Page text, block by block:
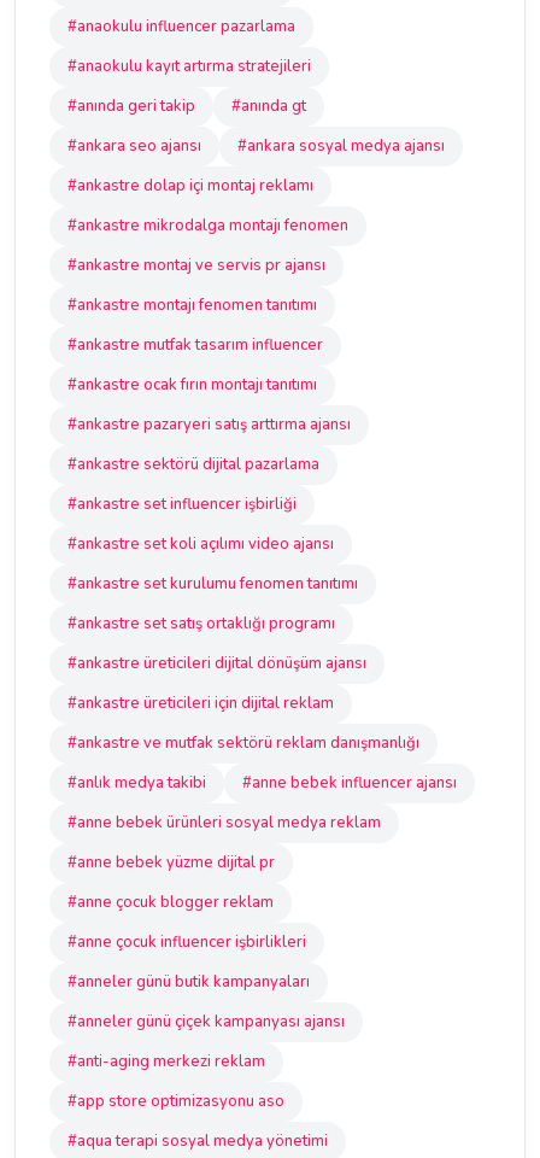
#anaokulu influencer pazarlama
#anaokulu kayıt artırma stratejileri
#anında geri takip
#anında gt
#ankara seo ajansı
#ankara sosyal medya ajansı
#ankastre dolap içi montaj reklamı
#ankastre mikrodalga montajı fenomen
#ankastre montaj ve servis pr ajansı
#ankastre montajı fenomen tanıtımı
#ankastre mutfak tasarım influencer
#ankastre ocak fırın montajı tanıtımı
#ankastre pazaryeri satış arttırma ajansı
#ankastre sektörü dijital pazarlama
#ankastre set influencer işbirliği
#ankastre set koli açılımı video ajansı
#ankastre set kurulumu fenomen tanıtımı
#ankastre set satış ortaklığı programı
#ankastre üreticileri dijital dönüşüm ajansı
#ankastre üreticileri için dijital reklam
#ankastre ve mutfak sektörü reklam danışmanlığı
#anlık medya takibi
#anne bebek influencer ajansı
#anne bebek ürünleri sosyal medya reklam
#anne bebek yüzme dijital pr
#anne çocuk blogger reklam
#anne çocuk influencer işbirlikleri
#anneler günü butik kampanyaları
#anneler günü çiçek kampanyası ajansı
#anti-aging merkezi reklam
#app store optimizasyonu aso
#aqua terapi sosyal medya yönetimi